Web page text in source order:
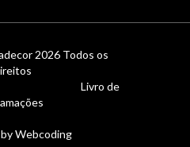
2026 Todos os
Livro de
Webcoding